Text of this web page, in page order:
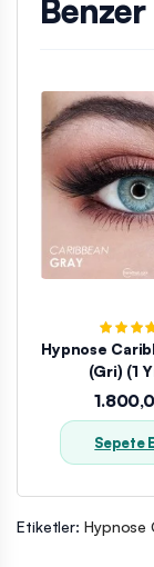
Hypnose
(Gri)
Sepete
Etiketler: Hypnose